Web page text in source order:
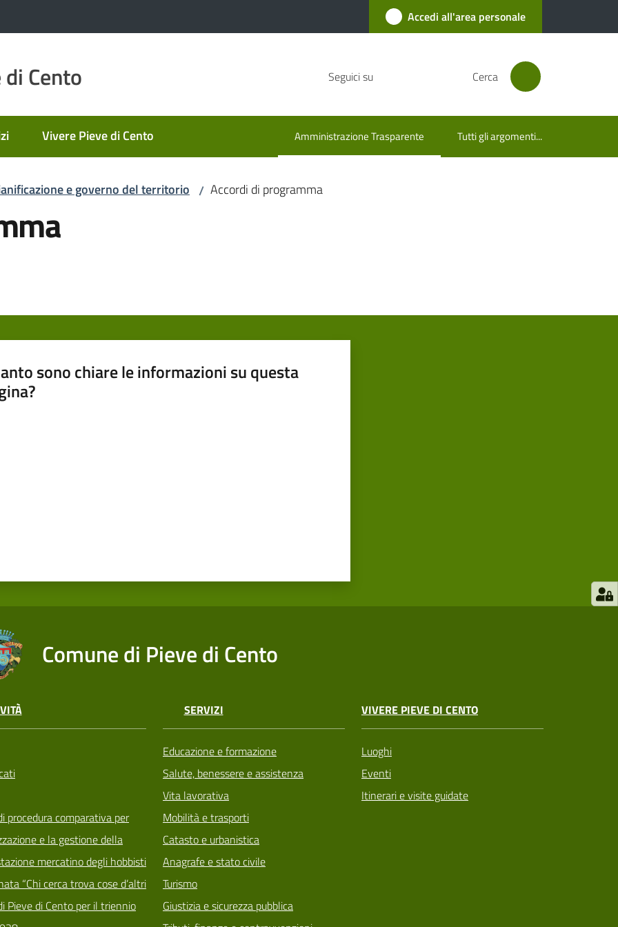
Accedi all'area personale
Cento Seguici su Cerca
Vivere Pieve di Cento Amministrazione Trasparente
Menu selezionato Tutti gli argomenti...
e governo del territorio / Accordi di programma
sono chiare le informazioni su questa
Comune di Pieve di Cento
procedura comparativa per
e la gestione della
mercatino degli hobbisti
“Chi cerca trova cose d’altri
Pieve di Cento per il triennio
SERVIZI
Educazione e formazione
Salute, benessere e assistenza
Vita lavorativa
Mobilità e trasporti
Catasto e urbanistica
Anagrafe e stato civile
Turismo
Giustizia e sicurezza pubblica
VIVERE PIEVE DI CENTO
Luoghi
Eventi
Itinerari e visite guidate